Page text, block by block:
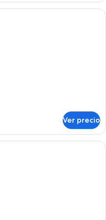
Una habitación de hotel moderna
Ver precio
Un dormitorio con cama, sofá,